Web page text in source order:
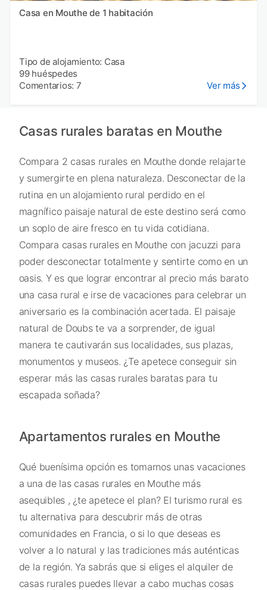
Casa en Mouthe de 1 habitación
Tipo de alojamiento: Casa
99 huéspedes
Comentarios: 7
Ver más
Casas rurales baratas en Mouthe
Compara 2 casas rurales en Mouthe donde relajarte
y sumergirte en plena naturaleza. Desconectar de la
rutina en un alojamiento rural perdido en el
magnífico paisaje natural de este destino será como
un soplo de aire fresco en tu vida cotidiana.
Compara casas rurales en Mouthe con jacuzzi para
poder desconectar totalmente y sentirte como en un
oasis. Y es que lograr encontrar al precio más barato
una casa rural e irse de vacaciones para celebrar un
aniversario es la combinación acertada. El paisaje
natural de Doubs te va a sorprender, de igual
manera te cautivarán sus localidades, sus plazas,
monumentos y museos. ¿Te apetece conseguir sin
esperar más las casas rurales baratas para tu
escapada soñada?
Apartamentos rurales en Mouthe
Qué buenísima opción es tomarnos unas vacaciones
a una de las casas rurales en Mouthe más
asequibles , ¿te apetece el plan? El turismo rural es
tu alternativa para descubrir más de otras
comunidades en Francia, o si lo que deseas es
volver a lo natural y las tradiciones más auténticas
de la región. Ya sabrás que si eliges el alquiler de
casas rurales puedes llevar a cabo muchas cosas